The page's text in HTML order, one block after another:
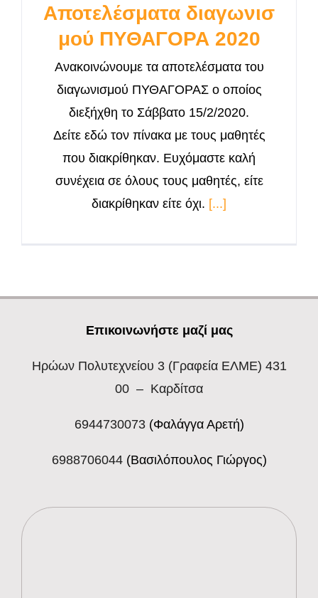
Αποτελέσματα διαγωνισ
μού ΠΥΘΑΓΟΡΑ 2020
Ανακοινώνουμε τα αποτελέσματα του
διαγωνισμού ΠΥΘΑΓΟΡΑΣ ο οποίος
διεξήχθη το Σάββατο 15/2/2020.
Δείτε εδώ τον πίνακα με τους μαθητές
που διακρίθηκαν. Ευχόμαστε καλή
συνέχεια σε όλους τους μαθητές, είτε
διακρίθηκαν είτε όχι. [...]
Επικοινωνήστε μαζί μας
Ηρώων Πολυτεχνείου 3(Γραφεία ΕΛΜΕ) 431
00 – Καρδίτσα
6944730073(Φαλάγγα Αρετή)
6988706044(Βασιλόπουλος Γιώργος)